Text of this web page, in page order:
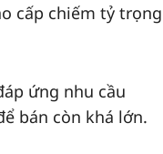
cấp chiếm tỷ trọng
ứng nhu cầu
bán còn khá lớn.